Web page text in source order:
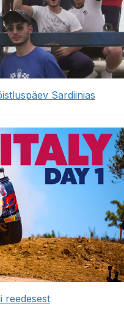
Sardiinias
reedesest